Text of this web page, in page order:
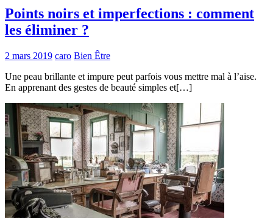
Points noirs et imperfections : comment
les éliminer ?
2 mars 2019 caro Bien Être
Une peau brillante et impure peut parfois vous mettre mal à l’aise.
En apprenant des gestes de beauté simples et[…]